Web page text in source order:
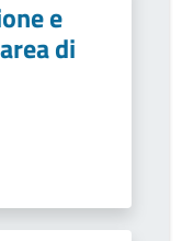
e
di